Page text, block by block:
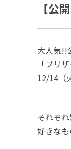
【公
大人気!!
「プリ
12/14（
それぞ
好きな